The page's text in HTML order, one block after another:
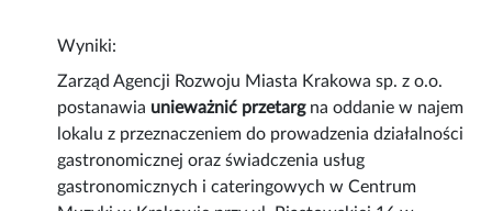
Wyniki:
Zarząd Agencji Rozwoju Miasta Krakowa sp. z o.o.
postanawia unieważnić przetarg na oddanie w najem
lokalu z przeznaczeniem do prowadzenia działalności
gastronomicznej oraz świadczenia usług
gastronomicznych i cateringowych w Centrum